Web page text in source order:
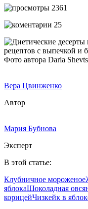
2361
25
Фото автора Daria
Вера Цвинженко
Автор
Мария Бубнова
Эксперт
В этой статье:
Клубничное мороженое
яблокаШоколадная
корицейЧизкейк в